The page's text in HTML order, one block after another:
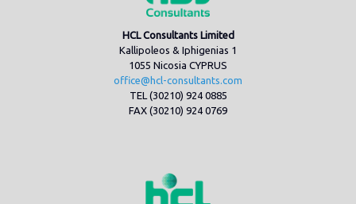
HCL Consultants Limited
Kallipoleos & Iphigenias 1
1055 Nicosia CYPRUS
office@hcl-consultants.com
TEL (30210) 924 0885
FAX (30210) 924 0769